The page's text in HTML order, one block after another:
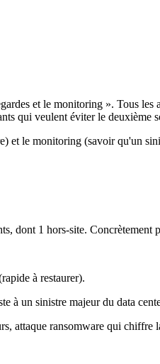
et le monitoring ». Tous
qui veulent éviter le deuxième
et le monitoring (savoir qu'un
dont 1 hors-site. Concrètement
à restaurer).
à un sinistre majeur du data
attaque ransomware qui